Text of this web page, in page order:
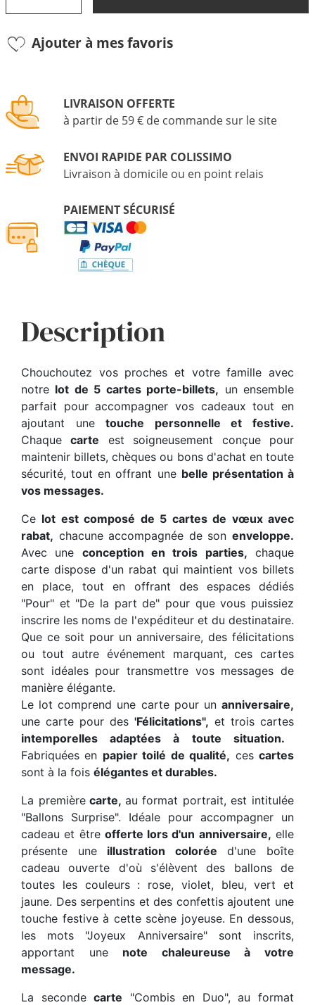
Ajouter à mes favoris
LIVRAISON OFFERTE
à partir de 59 € de commande sur le site
ENVOI RAPIDE PAR COLISSIMO
Livraison à domicile ou en point relais
PAIEMENT SÉCURISÉ
Description
Chouchoutez vos proches et votre famille avec
notre lot de 5 cartes porte-billets, un ensemble
parfait pour accompagner vos cadeaux tout en
ajoutant unetouche personnelle et festive.
Chaquecarte est soigneusement conçue pour
maintenir billets, chèques ou bons d'achat en toute
sécurité, tout en offrant une belle présentation à
vos messages.
Ce lot est composé de 5 cartes de vœux avec
rabat, chacune accompagnée de son enveloppe.
Avec une conception en trois parties, chaque
carte dispose d'un rabat qui maintient vos billets
en place, tout en offrant des espaces dédiés
"Pour" et "De la part de" pour que vous puissiez
inscrire les noms de l'expéditeur et du destinataire.
Que ce soit pour un anniversaire, des félicitations
ou tout autre événement marquant, ces cartes
sont idéales pour transmettre vos messages de
manière élégante.
Le lot comprend une carte pour un anniversaire,
une carte pour des 'Félicitations", et trois cartes
intemporelles adaptées à toute situation.
Fabriquées en papier toilé de qualité, cescartes
sont à la fois élégantes et durables.
La premièrecarte, au format portrait, est intitulée
"Ballons Surprise". Idéale pour accompagner un
cadeau et être offerte lors d'un anniversaire, elle
présente une illustration colorée d'une boîte
cadeau ouverte d'où s'élèvent des ballons de
toutes les couleurs : rose, violet, bleu, vert et
jaune. Des serpentins et des confettis ajoutent une
touche festive à cette scène joyeuse. En dessous,
les mots "Joyeux Anniversaire" sont inscrits,
apportant une note chaleureuse à votre
message.
La secondecarte "Combis en Duo", au format